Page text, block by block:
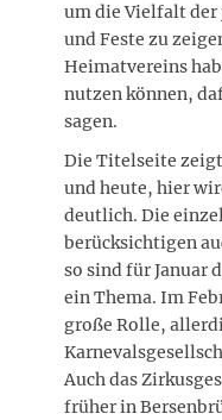
um die Vielfalt
und Feste zu
Heimatvereins
nutzen können,
sagen.
Die Titelseite
und heute, hier
deutlich. Die
berücksichtigen
so sind für Januar
ein Thema. Im
große Rolle,
Auch das
früher in